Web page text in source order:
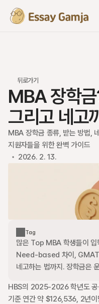
뒤로가기
MBA 장학
그리고 네고
MBA 장학금 종류, 받는 방법,
지원자들을 위한 완벽 가이드
2026. 2. 13.
Tag
많은 Top MBA 학생들이
Need-based 차이, GMAT
네고하는 법까지. 장학금은
HBS의 2025-2026 학년도
기준 연간 약 $126,536, 2년